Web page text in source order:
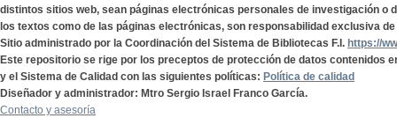
distintos sitios web, sean páginas electrónicas personales de investigación o
los textos como de las páginas electrónicas, son responsabilidad exclusiva
Sitio administrado por la Coordinación del Sistema de Bibliotecas F.I. https://
Este repositorio se rige por los preceptos de protección de datos contenidos
y el Sistema de Calidad con las siguientes políticas: Política de calidad
Diseñador y administrador: Mtro Sergio Israel Franco García.
Contacto y asesoría